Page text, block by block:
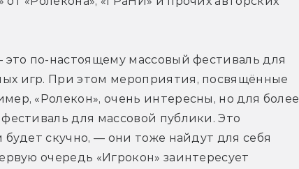
это по-настоящему массовый фестиваль для
игр. При этом мероприятия, посвящённые
«Ролекон», очень интересны, но для более
для массовой публики. Это
скучно, — они тоже найдут для себя
очередь «Игрокон» заинтересует